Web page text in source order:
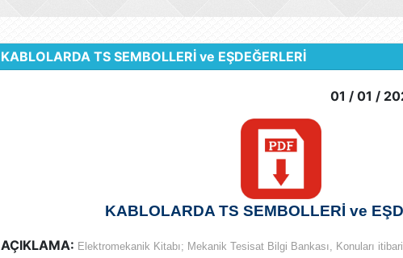
KABLOLARDA TS SEMBOLLERİ ve EŞDEĞERLERİ
01 / 01 /
KABLOLARDA TS SEMBOLLERİ ve
AÇIKLAMA: Elektromekanik Kitabı; Mekanik Tesisat Bilgi Bankası, Konuları